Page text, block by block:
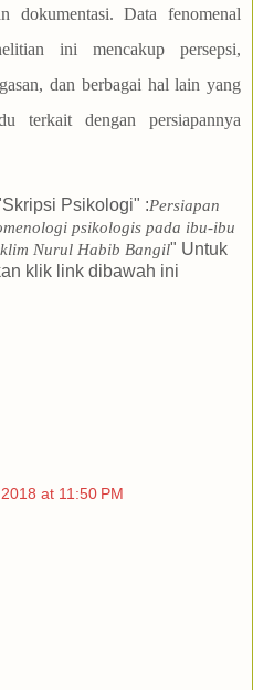
dokumentasi. Data fenomenal
ini mencakup persepsi,
dan berbagai hal lain yang
terkait dengan persiapannya
Psikologi" :Persiapan
psikologis pada ibu-ibu
Nurul Habib Bangil" Untuk
klik link dibawah ini
at 11:50 PM